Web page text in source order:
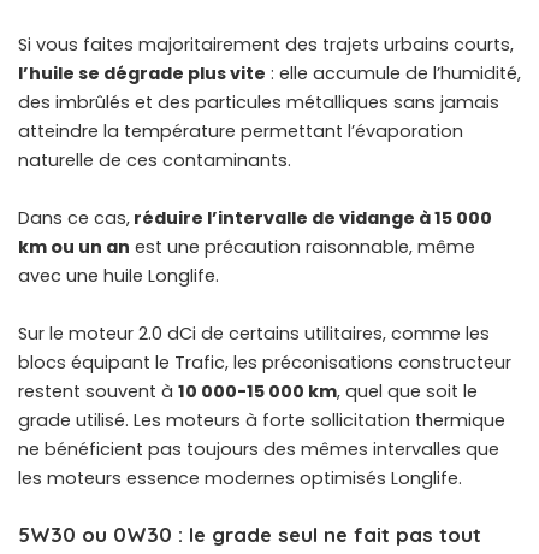
Si vous faites majoritairement des trajets urbains courts,
l’huile se dégrade plus vite : elle accumule de l’humidité,
des imbrûlés et des particules métalliques sans jamais
atteindre la température permettant l’évaporation
naturelle de ces contaminants.
Dans ce cas, réduire l’intervalle de vidange à 15 000
km ou un an est une précaution raisonnable, même
avec une huile Longlife.
Sur le moteur 2.0 dCi de certains utilitaires, comme les
blocs équipant le Trafic, les préconisations constructeur
restent souvent à 10 000-15 000 km, quel que soit le
grade utilisé. Les moteurs à forte sollicitation thermique
ne bénéficient pas toujours des mêmes intervalles que
les moteurs essence modernes optimisés Longlife.
5W30 ou 0W30 : le grade seul ne fait pas tout